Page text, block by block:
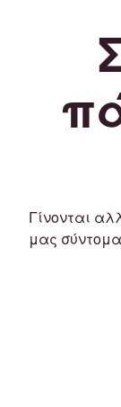
Γίνονται
μας